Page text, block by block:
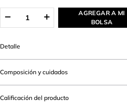
AGREGAR A MI
BOLSA
Detalle
Composición y cuidados
Calificación del producto